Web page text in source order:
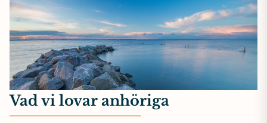
Vad vi lovar anhöriga